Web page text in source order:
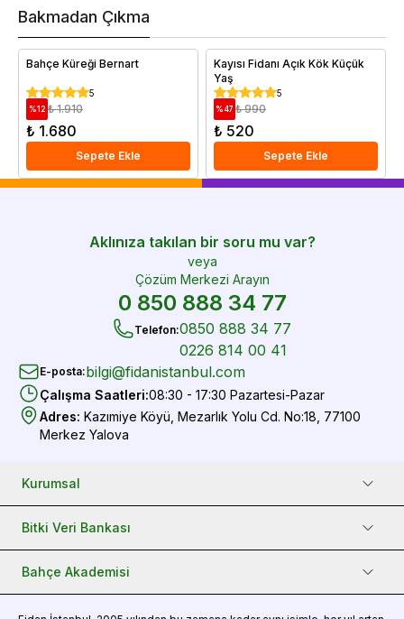
Bakmadan Çıkma
Bahçe Küreği Bernart
5
%12 ₺ 1.910
₺ 1.680
Sepete Ekle
Kayısı Fidanı Açık Kök Küçük
Yaş
5
%47 ₺ 990
₺ 520
Sepete Ekle
Aklınıza takılan bir soru mu var?
veya
Çözüm Merkezi Arayın
0 850 888 34 77
Telefon:0850 888 34 77
0226 814 00 41
E-posta:bilgi@fidanistanbul.com
Çalışma Saatleri:08:30 - 17:30 Pazartesi-Pazar
Adres: Kazımiye Köyü, Mezarlık Yolu Cd. No:18, 77100
Merkez Yalova
Kurumsal
Bitki Veri Bankası
Bahçe Akademisi